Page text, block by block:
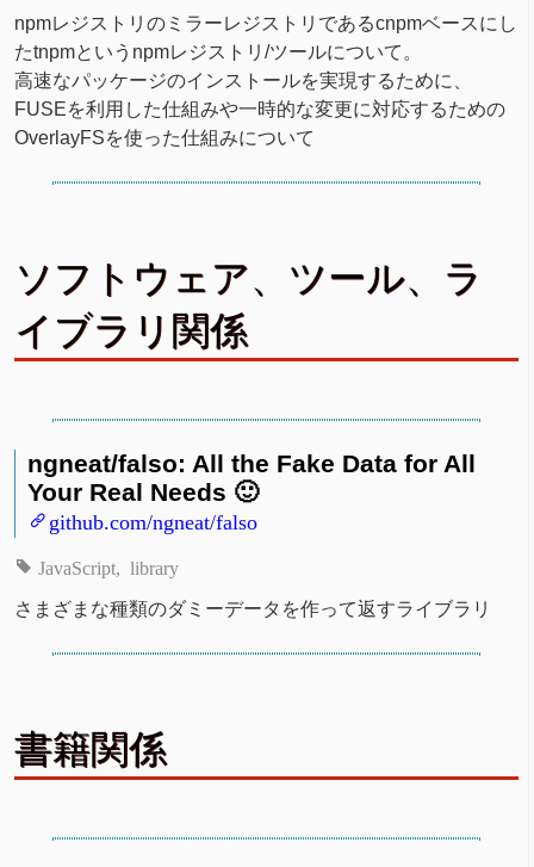
npmレジストリのミラーレジストリであるcnpmベースにし
たtnpmというnpmレジストリ/ツールについて。
高速なパッケージのインストールを実現するために、
FUSEを利用した仕組みや一時的な変更に対応するための
OverlayFSを使った仕組みについて
ソフトウェア、ツール、ラ
イブラリ関係
ngneat/falso: All the Fake Data for All
Your Real Needs 🙂
github.com/ngneat/falso
JavaScript library
さまざまな種類のダミーデータを作って返すライブラリ
書籍関係